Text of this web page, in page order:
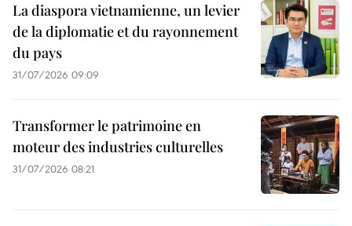
La diaspora vietnamienne, un levier
de la diplomatie et du rayonnement
du pays
31/07/2026 09:09
Transformer le patrimoine en
moteur des industries culturelles
31/07/2026 08:21